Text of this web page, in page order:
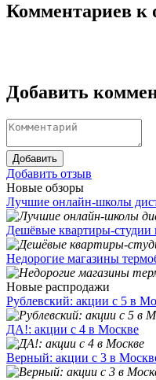
Комментариев к
Добавить
Добавить
Добавить отзыв
Новые обзоры
Лучшие онлайн-школы
Дешёвые квартиры-студии
Недорогие магазины
Новые распродажи
Рублевский: акции с 5 в
ДА!: акции с 4 в Москве
Верный: акции с 3 в